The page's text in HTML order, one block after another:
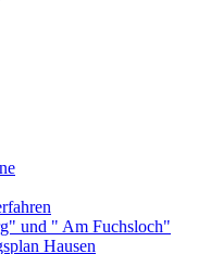
und " Am Fuchsloch"
Hausen